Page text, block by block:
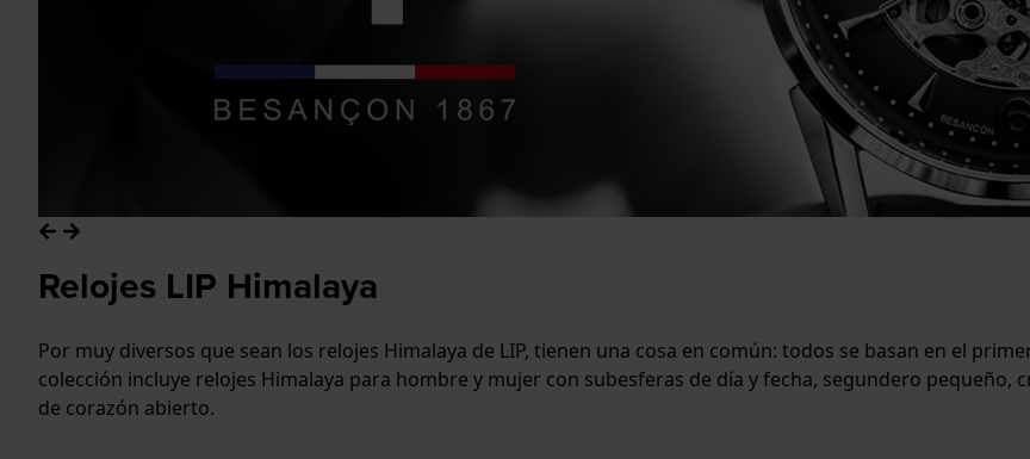
Relojes LIP Himalaya
Por muy diversos que sean los relojes Himalaya de LIP, tienen una cosa en común: todos se basan en el
colección incluye relojes Himalaya para hombre y mujer con subesferas de día y fecha, segundero
de corazón abierto.